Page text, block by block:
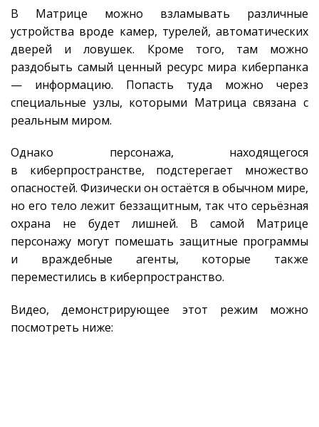
В Матрице можно взламывать различные
устройства вроде камер, турелей, автоматических
дверей и ловушек. Кроме того, там можно
раздобыть самый ценный ресурс мира киберпанка
— информацию. Попасть туда можно через
специальные узлы, которыми Матрица связана с
реальным миром.
Однако персонажа, находящегося
в киберпространстве, подстерегает множество
опасностей. Физически он остаётся в обычном мире,
но его тело лежит беззащитным, так что серьёзная
охрана не будет лишней. В самой Матрице
персонажу могут помешать защитные программы
и враждебные агенты, которые также
переместились в киберпространство.
Видео, демонстрирующее этот режим можно
посмотреть ниже: